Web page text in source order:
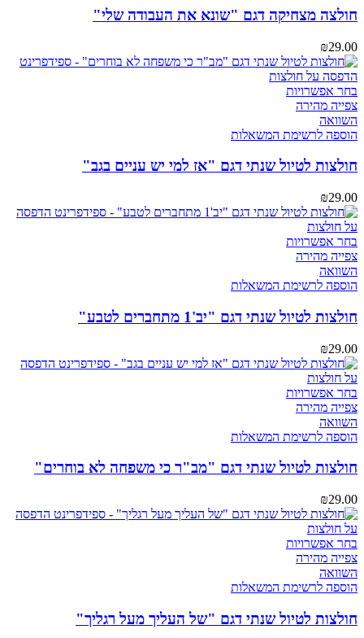
ניתן
לבחור
האפשרויות
בעמוד
המוצר
חולצה מצחיקה דגם "שונא את העבודה שלי"
₪29.00
בחר אפשרויות
מספר
ניתן
האפשרויות
בעמוד
צפייה מהירה
השוואה
הוספה לרשימת המשאלות
חולצות לטיול שנתי דגם "אז למי יש עניים בגב"
₪29.00
בחר אפשרויות
מספר
ניתן
לבחור
האפשרויות
בעמוד
צפייה מהירה
השוואה
הוספה לרשימת המשאלות
חולצות לטיול שנתי דגם "יב'1 מתחברים לטבע"
₪29.00
בחר אפשרויות
מספר
ניתן
האפשרויות
בעמוד
צפייה מהירה
השוואה
הוספה לרשימת המשאלות
חולצות לטיול שנתי דגם "מב"ר כי משפחה לא בוחרים"
₪29.00
בחר אפשרויות
מספר
ניתן
לבחור
צפייה מהירה
השוואה
הוספה לרשימת המשאלות
חולצות לטיול שנתי דגם "של העליך מעל רגליך"